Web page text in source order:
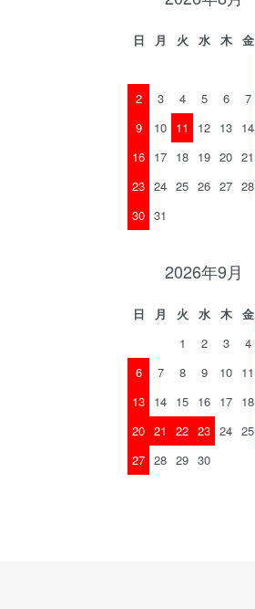
日 月 火 水 木 金
2
3 4 5 6 7
9
10 11 12 13 14
16 17 18 19 20 21
23 24 25 26 27 28
30 31
2026年9月
日 月 火 水 木 金
1
2 3 4
6
7 8 9 10 11
13 14 15 16 17 18
20 21 22 23 24 25
27 28 29 30